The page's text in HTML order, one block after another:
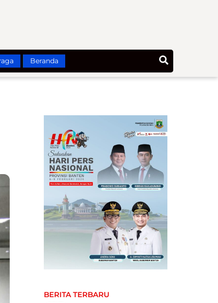
Beranda
BERITA TERBARU